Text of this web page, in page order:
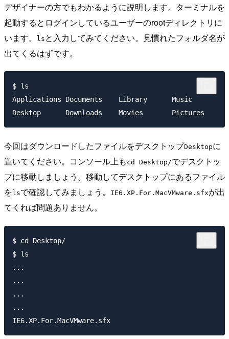
デザイナーの方でもわかるように説明します。ターミナルを
起動するとログインしているユーザーのrootディレクトリに
います。
ls と入力してみてください。見慣れたフォルダ名が
出てくるはずです。
$ ls
Applications Documents    Library      Music
今回はダウンロードしたファイルをデスクトップDesktopに
置いてください。コンソール上も cd Desktop/でデスクトッ
プに移動しましょう。移動してデスクトップにあるファイル
を lsで確認してみましょう。 IE6.XP.For.MacVMware.sfxが出
てくれば問題ありません。
$ cd Desktop/
$ ls
...
...
...
...